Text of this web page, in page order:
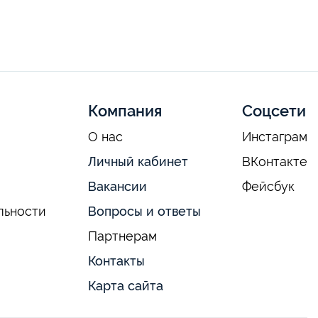
Компания
О нас
Личный кабинет
Вакансии
Вопросы и ответы
Партнерам
Контакты
Карта сайта
Соцсети
Инстаграм
ВКонтакте
Фейсбук